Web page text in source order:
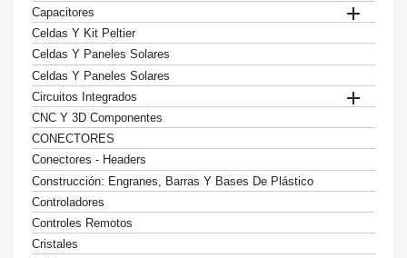
Capacitores

Celdas Y Kit Peltier
Celdas Y Paneles Solares
Celdas Y Paneles Solares
Circuitos Integrados

CNC Y 3D Componentes
CONECTORES
Conectores - Headers
Construcción: Engranes, Barras Y Bases De Plástico
Controladores
Controles Remotos
Cristales